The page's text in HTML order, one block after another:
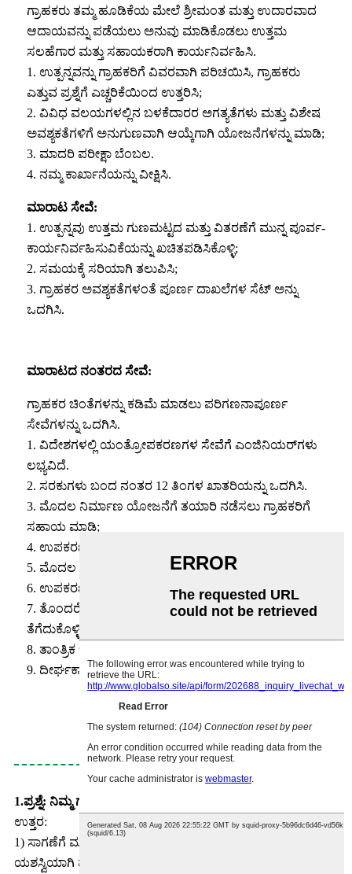
ಗ್ರಾಹಕರು ತಮ್ಮ ಹೂಡಿಕೆಯ ಮೇಲೆ ಶ್ರೀಮಂತ ಮತ್ತು ಉದಾರವಾದ
ಆದಾಯವನ್ನು ಪಡೆಯಲು ಅನುವು ಮಾಡಿಕೊಡಲು ಉತ್ತಮ
ಸಲಹೆಗಾರ ಮತ್ತು ಸಹಾಯಕರಾಗಿ ಕಾರ್ಯನಿರ್ವಹಿಸಿ.
1. ಉತ್ಪನ್ನವನ್ನು ಗ್ರಾಹಕರಿಗೆ ವಿವರವಾಗಿ ಪರಿಚಯಿಸಿ, ಗ್ರಾಹಕರು
ಎತ್ತುವ ಪ್ರಶ್ನೆಗೆ ಎಚ್ಚರಿಕೆಯಿಂದ ಉತ್ತರಿಸಿ;
2. ವಿವಿಧ ವಲಯಗಳಲ್ಲಿನ ಬಳಕೆದಾರರ ಅಗತ್ಯತೆಗಳು ಮತ್ತು ವಿಶೇಷ
ಅವಶ್ಯಕತೆಗಳಿಗೆ ಅನುಗುಣವಾಗಿ ಆಯ್ಕೆಗಾಗಿ ಯೋಜನೆಗಳನ್ನು ಮಾಡಿ;
3. ಮಾದರಿ ಪರೀಕ್ಷಾ ಬೆಂಬಲ.
4. ನಮ್ಮ ಕಾರ್ಖಾನೆಯನ್ನು ವೀಕ್ಷಿಸಿ.
ಮಾರಾಟ ಸೇವೆ:
1. ಉತ್ಪನ್ನವು ಉತ್ತಮ ಗುಣಮಟ್ಟದ ಮತ್ತು ವಿತರಣೆಗೆ ಮುನ್ನ ಪೂರ್ವ-
ಕಾರ್ಯನಿರ್ವಹಿಸುವಿಕೆಯನ್ನು ಖಚಿತಪಡಿಸಿಕೊಳ್ಳಿ;
2. ಸಮಯಕ್ಕೆ ಸರಿಯಾಗಿ ತಲುಪಿಸಿ;
3. ಗ್ರಾಹಕರ ಅವಶ್ಯಕತೆಗಳಂತೆ ಪೂರ್ಣ ದಾಖಲೆಗಳ ಸೆಟ್ ಅನ್ನು
ಒದಗಿಸಿ.
ಮಾರಾಟದ ನಂತರದ ಸೇವೆ:
ಗ್ರಾಹಕರ ಚಿಂತೆಗಳನ್ನು ಕಡಿಮೆ ಮಾಡಲು ಪರಿಗಣನಾಪೂರ್ಣ
ಸೇವೆಗಳನ್ನು ಒದಗಿಸಿ.
1. ವಿದೇಶಗಳಲ್ಲಿ ಯಂತ್ರೋಪಕರಣಗಳ ಸೇವೆಗೆ ಎಂಜಿನಿಯರ್‌ಗಳು
ಲಭ್ಯವಿದೆ.
2. ಸರಕುಗಳು ಬಂದ ನಂತರ 12 ತಿಂಗಳ ಖಾತರಿಯನ್ನು ಒದಗಿಸಿ.
3. ಮೊದಲ ನಿರ್ಮಾಣ ಯೋಜನೆಗೆ ತಯಾರಿ ನಡೆಸಲು ಗ್ರಾಹಕರಿಗೆ
ಸಹಾಯ ಮಾಡಿ;
4. ಉಪಕರಣಗಳನ್ನು ಸ್ಥಾಪಿಸಿ ಮತ್ತು ಡೀಬಗ್ ಮಾಡಿ;
5. ಮೊದಲ ಸಾಲಿನ ನಿರ್ವಾಹಕರಿಗೆ ತರಬೇತಿ ನೀಡಿ;
6. ಉಪಕರಣಗಳನ್ನು ಪರೀಕ್ಷಿಸಿ;
7. ತೊಂದರೆಗಳನ್ನು ತ್ವರಿತವಾಗಿ ತೊಡೆದುಹಾಕಲು ಉಪಕ್ರಮ
ತೆಗೆದುಕೊಳ್ಳಿ;
8. ತಾಂತ್ರಿಕ ಬೆಂಬಲವನ್ನು ಒದಗಿಸಿ;
9. ದೀರ್ಘಕಾಲೀನ ಮತ್ತು ಸ್ನೇಹಪರ ಸಂಬಂಧವನ್ನು ಸ್ಥಾಪಿಸಿ.
ಪದೇ ಪದೇ ಕೇಳಲಾಗುವ ಪ್ರಶ್ನೆಗಳು
1.ಪ್ರಶ್ನೆ: ನಿಮ್ಮ ಗುಣಮಟ್ಟವನ್ನು ನಾನು ಹೇಗೆ ನಂಬಬಹುದು?
ಉತ್ತರ:
1) ಸಾಗಣೆಗೆ ಮುನ್ನ ಎಲ್ಲಾ ಯಂತ್ರಗಳನ್ನು ಕ್ವಿಯಾಂಗ್‌ಡಿ ಕಾರ್ಯಾಗಾರದಲ್ಲಿ
ಯಶಸ್ವಿಯಾಗಿ ಪರೀಕ್ಷಿಸಬೇಕು.